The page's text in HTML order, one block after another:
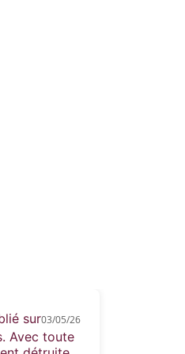
Kellan a
différent. La
sur03/05/26
Avec toute